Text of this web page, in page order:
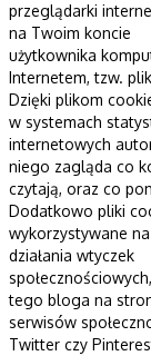
przeglądarki
na Twoim koncie
użytkownika
Internetem, tzw.
Dzięki plikom
w systemach
internetowych
niego zagląda co
czytają, oraz co
Dodatkowo pliki
wykorzystywane
działania wtyczek
tego bloga na
serwisów
Twitter czy